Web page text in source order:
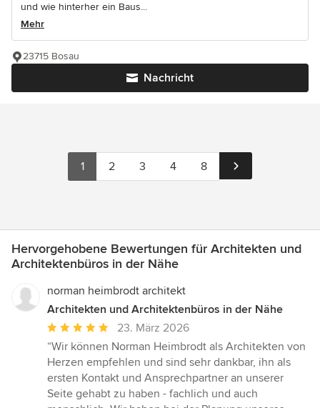
und wie hinterher ein Baus...
Mehr
Nachricht
23715 Bosau
1 2 3 4 8
Hervorgehobene Bewertungen für Architekten und
Architektenbüros in der Nähe
norman heimbrodt architekt
Architekten und Architektenbüros in der Nähe
Durchschnittliche
Bewertung:
5
von
5
23. März 2026
“Wir können Norman Heimbrodt als Architekten von
Herzen empfehlen und sind sehr dankbar, ihn als
ersten Kontakt und Ansprechpartner an unserer
Seite gehabt zu haben - fachlich und auch